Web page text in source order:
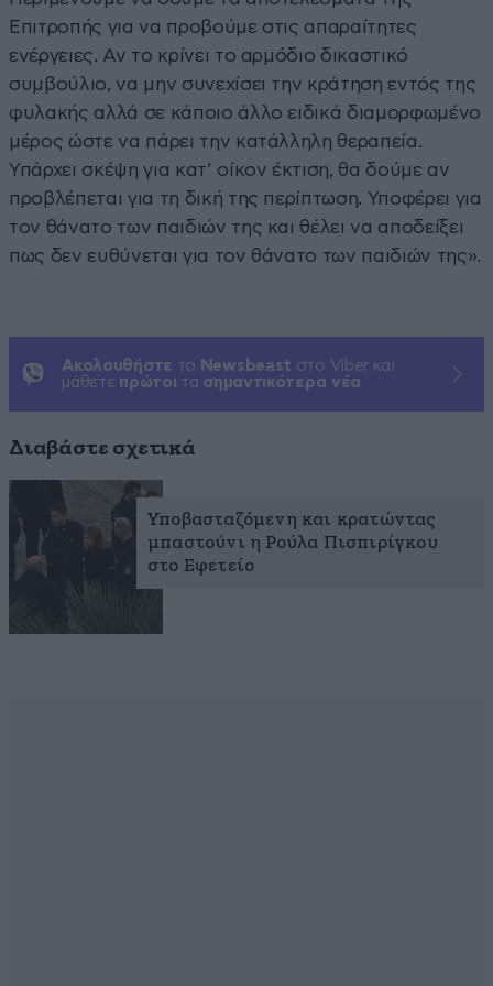
Επιτροπής για να προβούμε στις απαραίτητες
ενέργειες. Αν το κρίνει το αρμόδιο δικαστικό
συμβούλιο, να μην συνεχίσει την κράτηση εντός της
φυλακής αλλά σε κάποιο άλλο ειδικά διαμορφωμένο
μέρος ώστε να πάρει την κατάλληλη θεραπεία.
Υπάρχει σκέψη για κατ’ οίκον έκτιση, θα δούμε αν
προβλέπεται για τη δική της περίπτωση. Υποφέρει για
τον θάνατο των παιδιών της και θέλει να αποδείξει
πως δεν ευθύνεται για τον θάνατο των παιδιών της».
Ακολουθήστε το Newsbeast στο Viber και
μάθετε πρώτοι τα σημαντικότερα νέα
Διαβάστε σχετικά
Υποβασταζόμενη και κρατώντας
μπαστούνι η Ρούλα Πισπιρίγκου
στο Εφετείο